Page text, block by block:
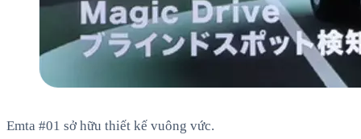
Emta #01 sở hữu thiết kế vuông vức.